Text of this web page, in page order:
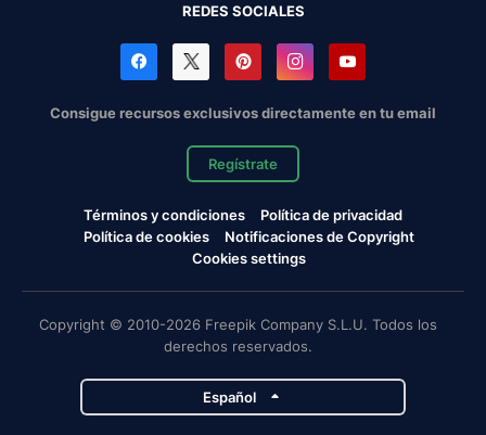
REDES SOCIALES
Consigue recursos exclusivos directamente en tu email
Regístrate
Términos y condiciones
Política de privacidad
Política de cookies
Notificaciones de Copyright
Cookies settings
Copyright © 2010-2026 Freepik Company S.L.U. Todos los
derechos reservados.
Español